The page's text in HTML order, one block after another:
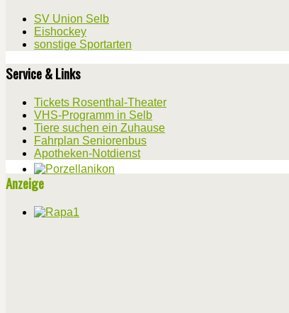
SV Union Selb
Eishockey
sonstige Sportarten
Service & Links
Tickets Rosenthal-Theater
VHS-Programm in Selb
Tiere suchen ein Zuhause
Fahrplan Seniorenbus
Apotheken-Notdienst
Anzeige